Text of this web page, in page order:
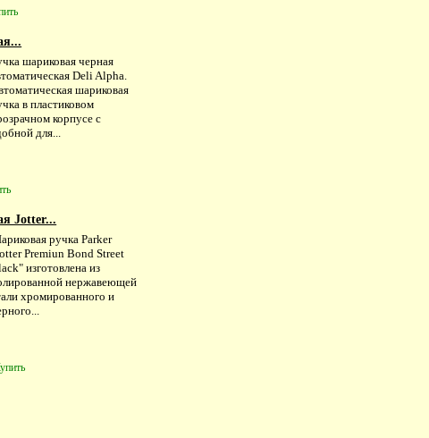
шариковая черная
Deli Alpha.
шариковая
в пластиковом
корпусе с
для...
Jotter...
ручка Parker
Premiun Bond Street
изготовлена из
нержавеющей
хромированного и